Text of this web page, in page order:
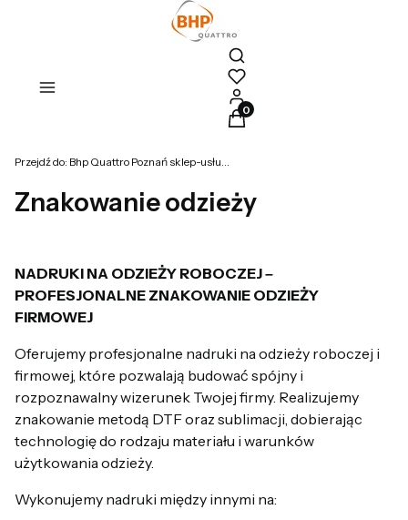
Otwórz wyszukiwarkę
Produkty w koszyku: 0.
Przejdź do: Bhp Quattro Poznań sklep-usługi bhp
Znakowanie odzieży
NADRUKI NA ODZIEŻY ROBOCZEJ –
PROFESJONALNE ZNAKOWANIE ODZIEŻY
FIRMOWEJ
Oferujemy profesjonalne nadruki na odzieży roboczej i
firmowej, które pozwalają budować spójny i
rozpoznawalny wizerunek Twojej firmy. Realizujemy
znakowanie metodą DTF oraz sublimacji, dobierając
technologię do rodzaju materiału i warunków
użytkowania odzieży.
Wykonujemy nadruki między innymi na: